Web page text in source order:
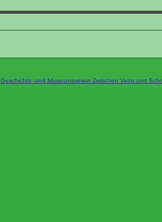
Geschichts- und Museumsverein Zwischen Venn und